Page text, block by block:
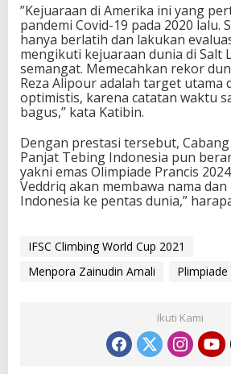
”Kejuaraan di Amerika ini yang
pandemi Covid-19 pada 2020 lalu.
hanya berlatih dan lakukan
mengikuti kejuaraan dunia di Salt
semangat. Memecahkan rekor
Reza Alipour adalah target utama
optimistis, karena catatan waktu
bagus,” kata Katibin.
Dengan prestasi tersebut,
Panjat Tebing Indonesia pun
yakni emas Olimpiade Prancis
Veddriq akan membawa nama
Indonesia ke pentas dunia,”
IFSC Climbing World Cup 2021
Menpora Zainudin Amali
Plimpiade
Ikuti Kami